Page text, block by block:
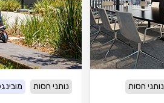
נותני חסות נותני חסות